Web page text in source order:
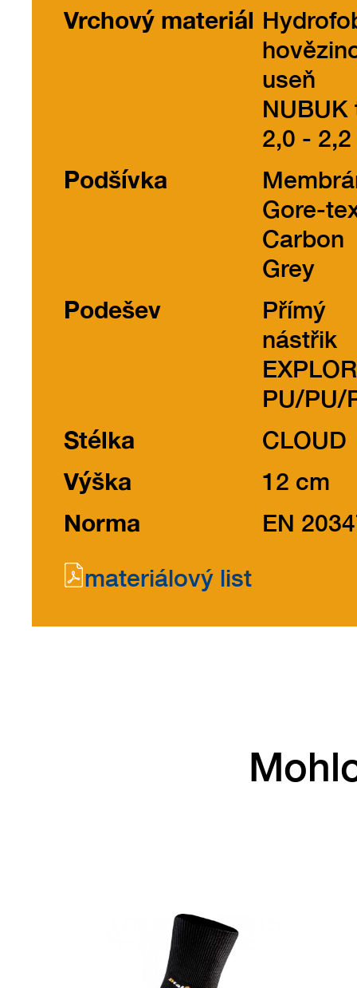
Vrchový materiál
useň
NUBUK
2,0 - 2,2
Podšívka
Gore-
Carbon
Grey
Podešev
Přímý
nástřik
PU/PU/
Stélka
CLOUD
Výška
12 cm
Norma
EN
materiálový list